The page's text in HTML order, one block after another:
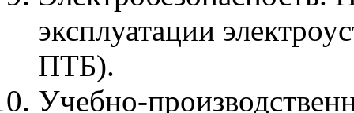
эксплуатации
ПТБ).
Учебно-